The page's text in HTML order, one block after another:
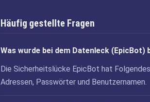
Häufig gestellte Fragen
Was wurde bei dem Datenleck (EpicBot)
Die Sicherheitslücke EpicBot hat
Adressen, Passwörter und Benutzernamen.